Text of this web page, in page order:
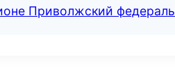
Приволжский